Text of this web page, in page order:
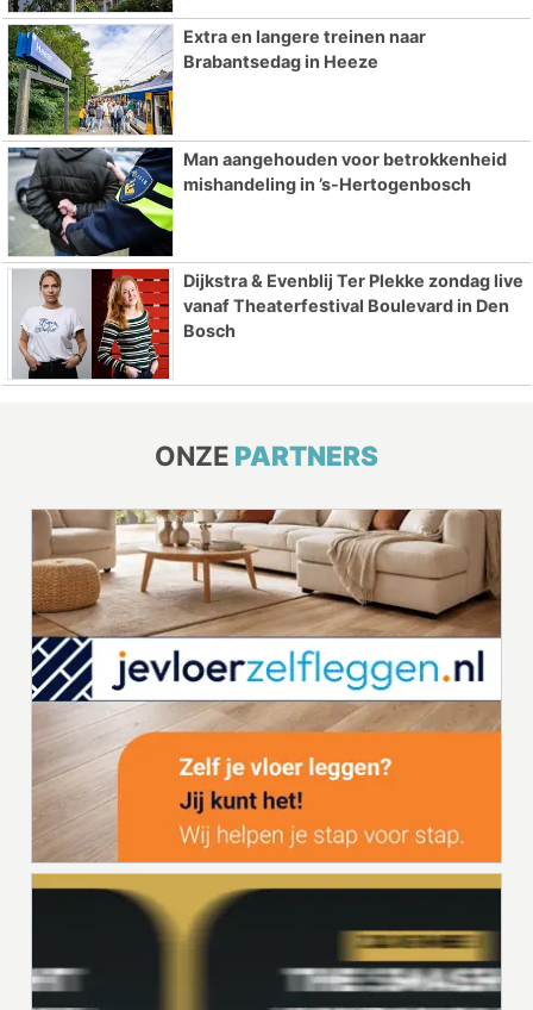
Extra en langere treinen naar
Brabantsedag in Heeze
Man aangehouden voor betrokkenheid
mishandeling in ’s-Hertogenbosch
Dijkstra & Evenblij Ter Plekke zondag live
vanaf Theaterfestival Boulevard in Den
Bosch
ONZE PARTNERS